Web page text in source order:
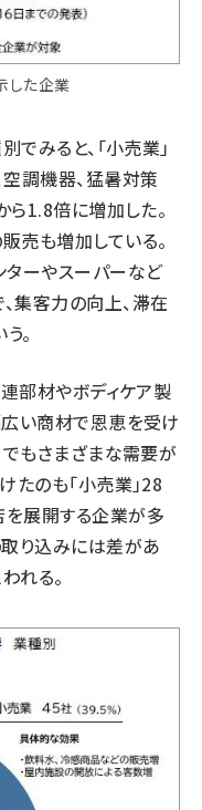
した企業
でみると、「小売業」
調機器、猛暑対策
1.8倍に増加した。
売も増加している。
ターやスーパーなど
集客力の向上、滞在
。
部材やボディケア製
広い商材で恩恵を受け
でもさまざまな需要が
たのも「小売業」28
展開する企業が多
取り込みには差があ
れる。